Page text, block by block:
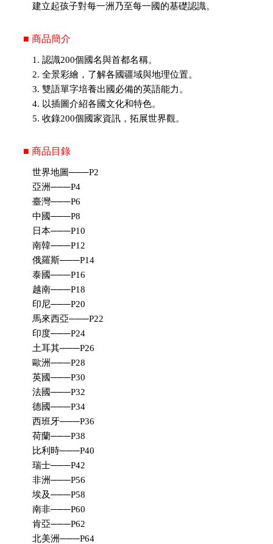
建立起孩子對每一洲乃至每一國的基礎認識。
■ 商品簡介
1. 認識200個國名與首都名稱。
2. 全景彩繪，了解各國疆域與地理位置。
3. 雙語單字培養出國必備的英語能力。
4. 以插圖介紹各國文化和特色。
5. 收錄200個國家資訊，拓展世界觀。
■ 商品目錄
世界地圖───P2
亞洲───P4
臺灣───P6
中國───P8
日本───P10
南韓───P12
俄羅斯───P14
泰國───P16
越南───P18
印尼───P20
馬來西亞───P22
印度───P24
土耳其───P26
歐洲───P28
英國───P30
法國───P32
德國───P34
西班牙───P36
荷蘭───P38
比利時───P40
瑞士───P42
非洲───P56
埃及───P58
南非───P60
肯亞───P62
北美洲───P64